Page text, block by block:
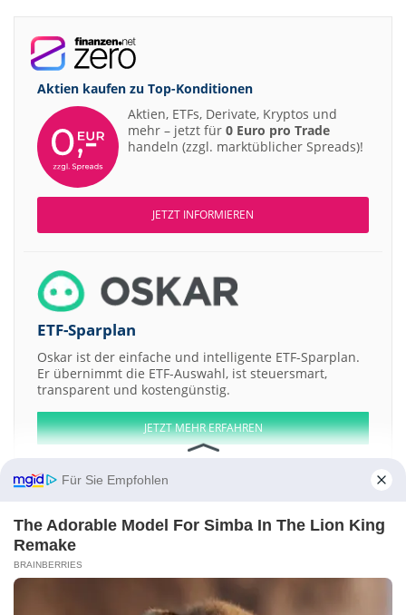
Aktien kaufen zu Top-Konditionen
Aktien, ETFs, Derivate, Kryptos und
mehr – jetzt für 0 Euro pro Trade
handeln (zzgl. marktüblicher Spreads)!
JETZT INFORMIEREN
ETF-Sparplan
Oskar ist der einfache und intelligente ETF-Sparplan.
Er übernimmt die ETF-Auswahl, ist steuersmart,
transparent und kostengünstig.
JETZT MEHR ERFAHREN
Aktien ATX DAX EuroStoxx 50 Dow Jones NASDAQ 100 Nikkei 225
Eastern Goldfields TransMedics Group
Für Sie Empfohlen
The Adorable Model For Simba In The Lion King
Remake
BRAINBERRIES